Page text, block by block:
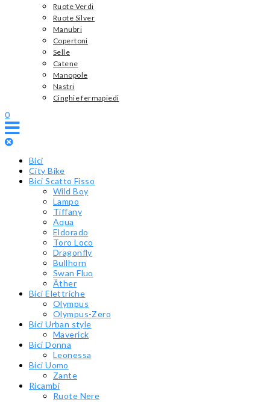
Ruote Verdi
Ruote Silver
Manubri
Copertoni
Selle
Catene
Manopole
Nastri
Cinghie fermapiedi
0
Bici
City Bike
Bici Scatto Fisso
Wild Boy
Lampo
Tiffany
Aqua
Eldorado
Toro Loco
Dragonfly
Bullhorn
Swan Fluo
Äther
Bici Elettriche
Olympus
Olympus-Zero
Bici Urban style
Maverick
Bici Donna
Leonessa
Bici Uomo
Zante
Ricambi
Ruote Nere